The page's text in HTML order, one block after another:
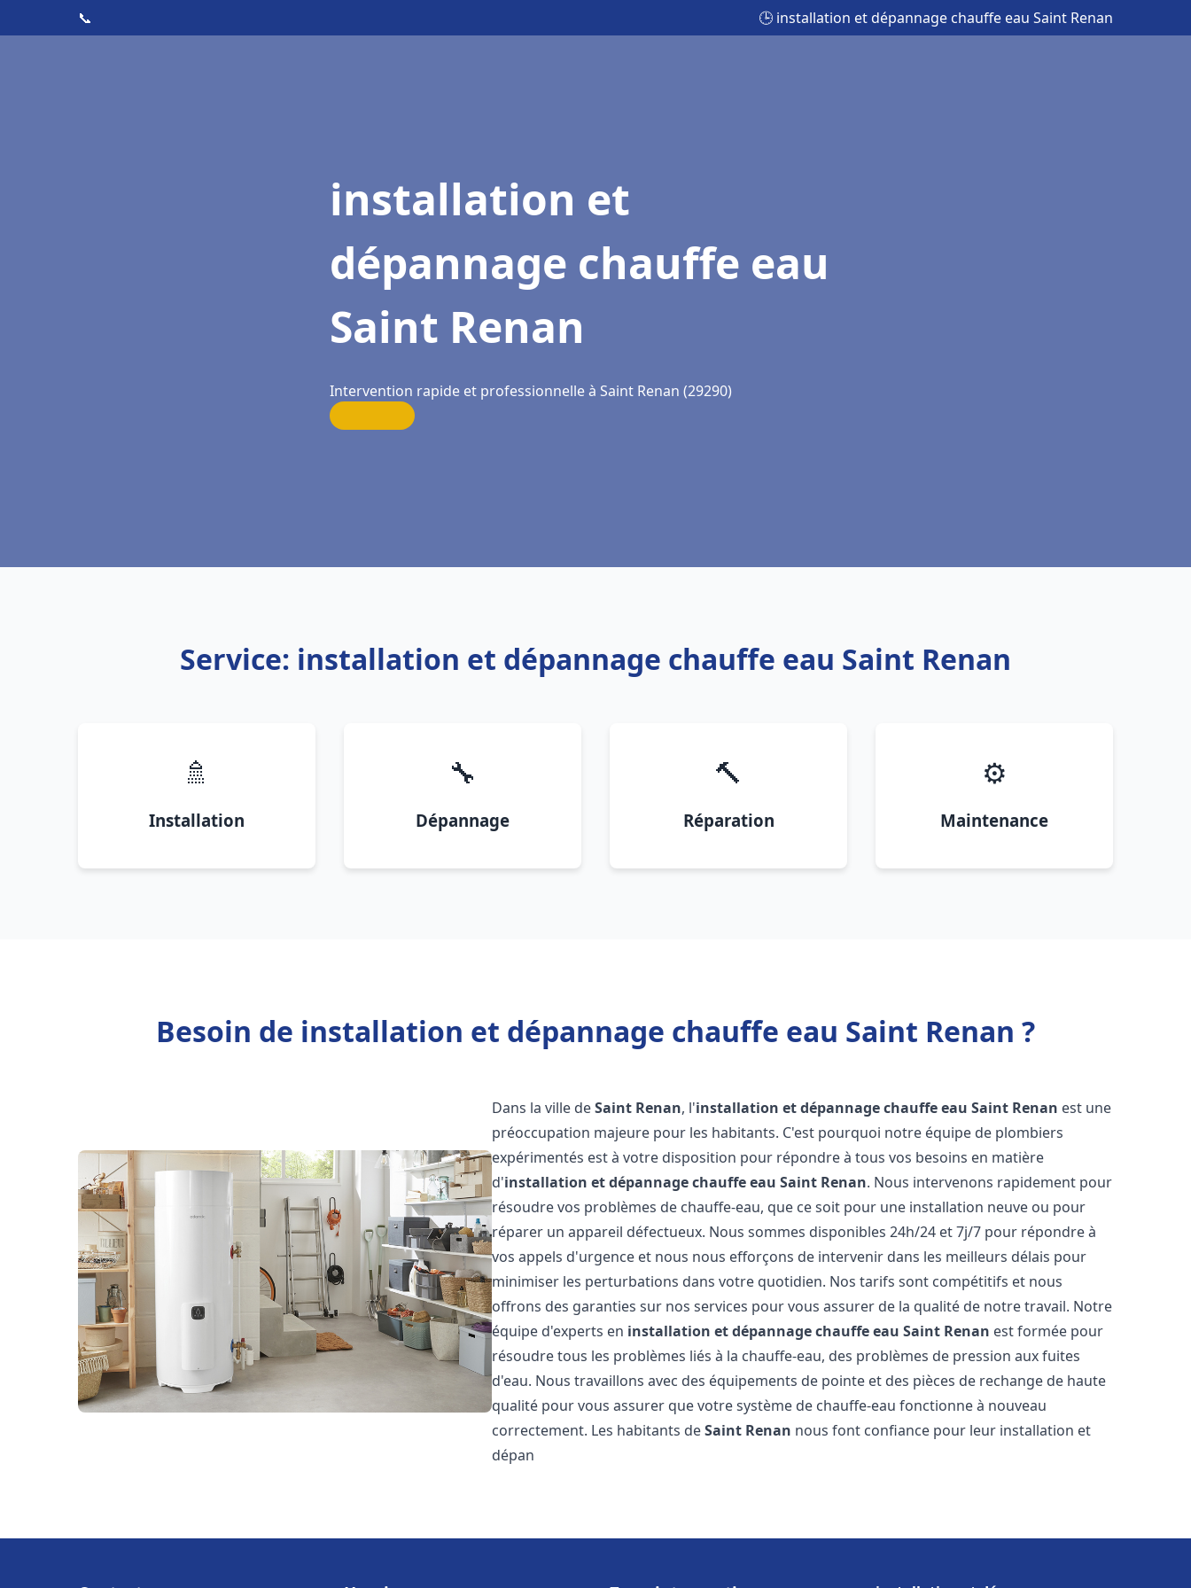
📞 🕒 installation et dépannage chauffe eau Saint Renan
installation et
dépannage chauffe eau
Saint Renan
Intervention rapide et professionnelle à Saint Renan (29290)
Service: installation et dépannage chauffe eau Saint Renan
🚿
Installation
🔧
Dépannage
🔨
Réparation
⚙️
Maintenance
Besoin de installation et dépannage chauffe eau Saint Renan ?
Dans la ville deSaint Renan, l'installation et dépannage chauffe eau Saint Renan est une
préoccupation majeure pour les habitants. C'est pourquoi notre équipe de plombiers
expérimentés est à votre disposition pour répondre à tous vos besoins en matière
d'installation et dépannage chauffe eau Saint Renan. Nous intervenons rapidement pour
résoudre vos problèmes de chauffe-eau, que ce soit pour une installation neuve ou pour
réparer un appareil défectueux. Nous sommes disponibles 24h/24 et 7j/7 pour répondre à
vos appels d'urgence et nous nous efforçons de intervenir dans les meilleurs délais pour
minimiser les perturbations dans votre quotidien. Nos tarifs sont compétitifs et nous
offrons des garanties sur nos services pour vous assurer de la qualité de notre travail. Notre
équipe d'experts en installation et dépannage chauffe eau Saint Renan est formée pour
résoudre tous les problèmes liés à la chauffe-eau, des problèmes de pression aux fuites
d'eau. Nous travaillons avec des équipements de pointe et des pièces de rechange de haute
qualité pour vous assurer que votre système de chauffe-eau fonctionne à nouveau
correctement. Les habitants deSaint Renan nous font confiance pour leur installation et
dépan